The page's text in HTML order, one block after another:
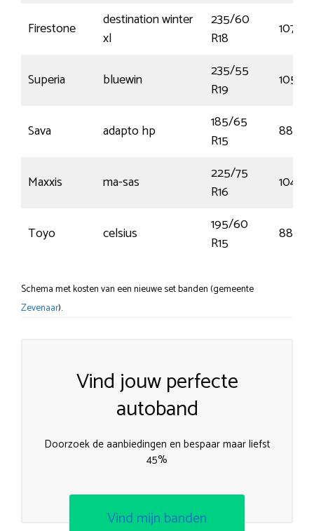
Firestone
destination winter
xl
235/60
R18
107H
Superia bluewin
235/55
R19
105H
Sava adapto hp
185/65
R15
88H
Maxxis ma-sas
225/75
R16
104H
Toyo celsius
195/60
R15
88H
Schema met kosten van een nieuwe set banden (gemeente
Zevenaar).
Vind jouw perfecte
autoband
Doorzoek de aanbiedingen en bespaar maar liefst
45%
Vind mijn banden